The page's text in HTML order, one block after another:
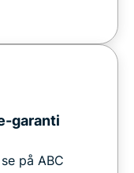
garanti
på ABC